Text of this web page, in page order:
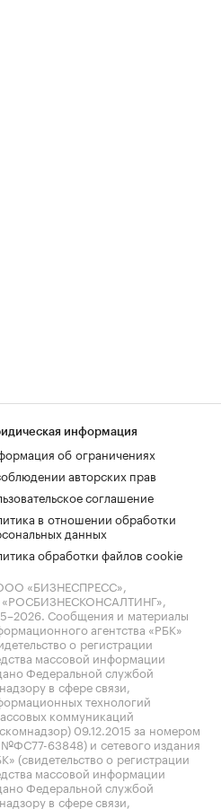
информация
об ограничениях
авторских прав
соглашение
в отношении обработки
данных
обработки файлов cookie
«БИЗНЕСПРЕСС»,
. Сообщения и материалы
агентства «РБК»
о регистрации
массовой информации
Федеральной службой
в сфере связи,
технологий
коммуникаций
09.12.2015 за номером
63848) и сетевого издания
(свидетельство о регистрации
массовой информации
Федеральной службой
в сфере связи,